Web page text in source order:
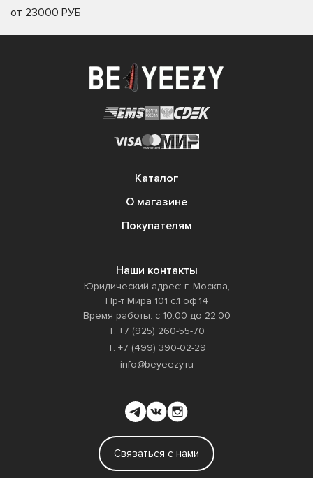
от 23000 РУБ
Каталог
О магазине
Покупателям
Наши контакты
Юридический адрес: г. Москва,
Пр-т Мира 101 с.1 оф.14
Время работы: с 10:00 до 22:00
Т. +7 (925) 260-55-70
Т. +7 (499) 390-02-29
info@beyeezy.ru
Связаться с нами